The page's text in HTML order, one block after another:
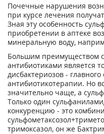
Почечные нарушения
при курсе лечения
Зная эту особенность
приобретении в аптеке
минеральную воду,
Большим преимуществом
антибиотиками является
дисбактериозов -
антибиотикотерапии. Но
значительно чаще, а
Только один
конкуренцию - это
тримоксазол, он же